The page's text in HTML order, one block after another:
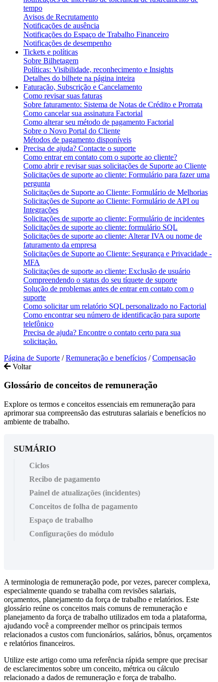
tempo
Avisos de Recrutamento
Notificações de ausência
Notificações do Espaço de Trabalho Financeiro
Notificações de desempenho
Tickets e políticas
Sobre Bilhetagem
Políticas: Visibilidade, reconhecimento e Insights
Detalhes do bilhete na página inteira
Faturação, Subscrição e Cancelamento
Como revisar suas faturas
Sobre faturamento: Sistema de Notas de Crédito e Prorrata
Como cancelar sua assinatura Factorial
Como alterar seu método de pagamento Factorial
Sobre o Novo Portal do Cliente
Métodos de pagamento disponíveis
Precisa de ajuda? Contacte o suporte
Como entrar em contato com o suporte ao cliente?
Como abrir e revisar suas solicitações de Suporte ao Cliente
Solicitações de suporte ao cliente: Formulário para fazer uma
pergunta
Solicitações de Suporte ao Cliente: Formulário de Melhorias
Solicitações de Suporte ao Cliente: Formulário de API ou
Integrações
Solicitações de suporte ao cliente: Formulário de incidentes
Solicitações de suporte ao cliente: formulário SQL
Solicitações de suporte ao cliente: Alterar IVA ou nome de
faturamento da empresa
Solicitações de Suporte ao Cliente: Segurança e Privacidade -
MFA
Solicitações de suporte ao cliente: Exclusão de usuário
Compreendendo o status do seu tíquete de suporte
Solução de problemas antes de entrar em contato com o
suporte
Como solicitar um relatório SQL personalizado no Factorial
Como encontrar seu número de identificação para suporte
telefônico
Precisa de ajuda? Encontre o contato certo para sua
solicitação.
Página de Suporte / Remuneração e benefícios / Compensação
Voltar
Glossário de conceitos de remuneração
Explore os termos e conceitos essenciais em remuneração para
aprimorar sua compreensão das estruturas salariais e benefícios no
ambiente de trabalho.
SUMÁRIO
Ciclos
Recibo de pagamento
Painel de atualizações (incidentes)
Conceitos de folha de pagamento
Espaço de trabalho
Configurações do módulo
A terminologia de remuneração pode, por vezes, parecer complexa,
especialmente quando se trabalha com revisões salariais,
orçamentos, planejamento da força de trabalho e relatórios. Este
glossário reúne os conceitos mais comuns de remuneração e
planejamento da força de trabalho utilizados em toda a plataforma,
ajudando você a compreender melhor os principais termos
relacionados a custos com funcionários, salários, bônus, orçamentos
e relatórios financeiros.
Utilize este artigo como uma referência rápida sempre que precisar
de esclarecimentos sobre um conceito, métrica ou cálculo
relacionado a dados de remuneração e força de trabalho.